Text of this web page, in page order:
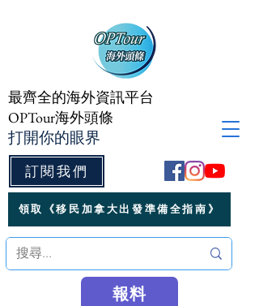
訂閱我們
最齊全的海外資訊平台
OPTour海外頭條
打開你的眼界
領取《移民加拿大出發準備全指南》
報料